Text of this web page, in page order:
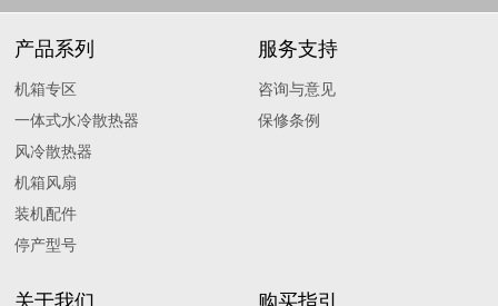
产品系列
机箱专区
一体式水冷散热器
风冷散热器
机箱风扇
装机配件
停产型号
服务支持
咨询与意见
保修条例
关于我们 购买指引